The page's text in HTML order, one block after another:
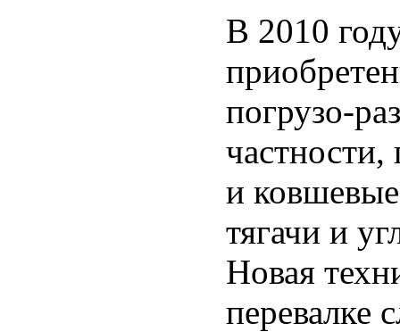
В 2010
погрузо-
частности,
и
тягачи и
Новая
перевалке